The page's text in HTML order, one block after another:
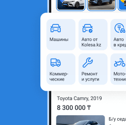
11 900 000 ₸
Объявление находится в архиве